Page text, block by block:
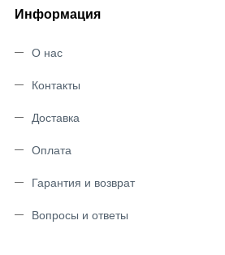
Информация
О нас
Контакты
Доставка
Оплата
Гарантия и возврат
Вопросы и ответы